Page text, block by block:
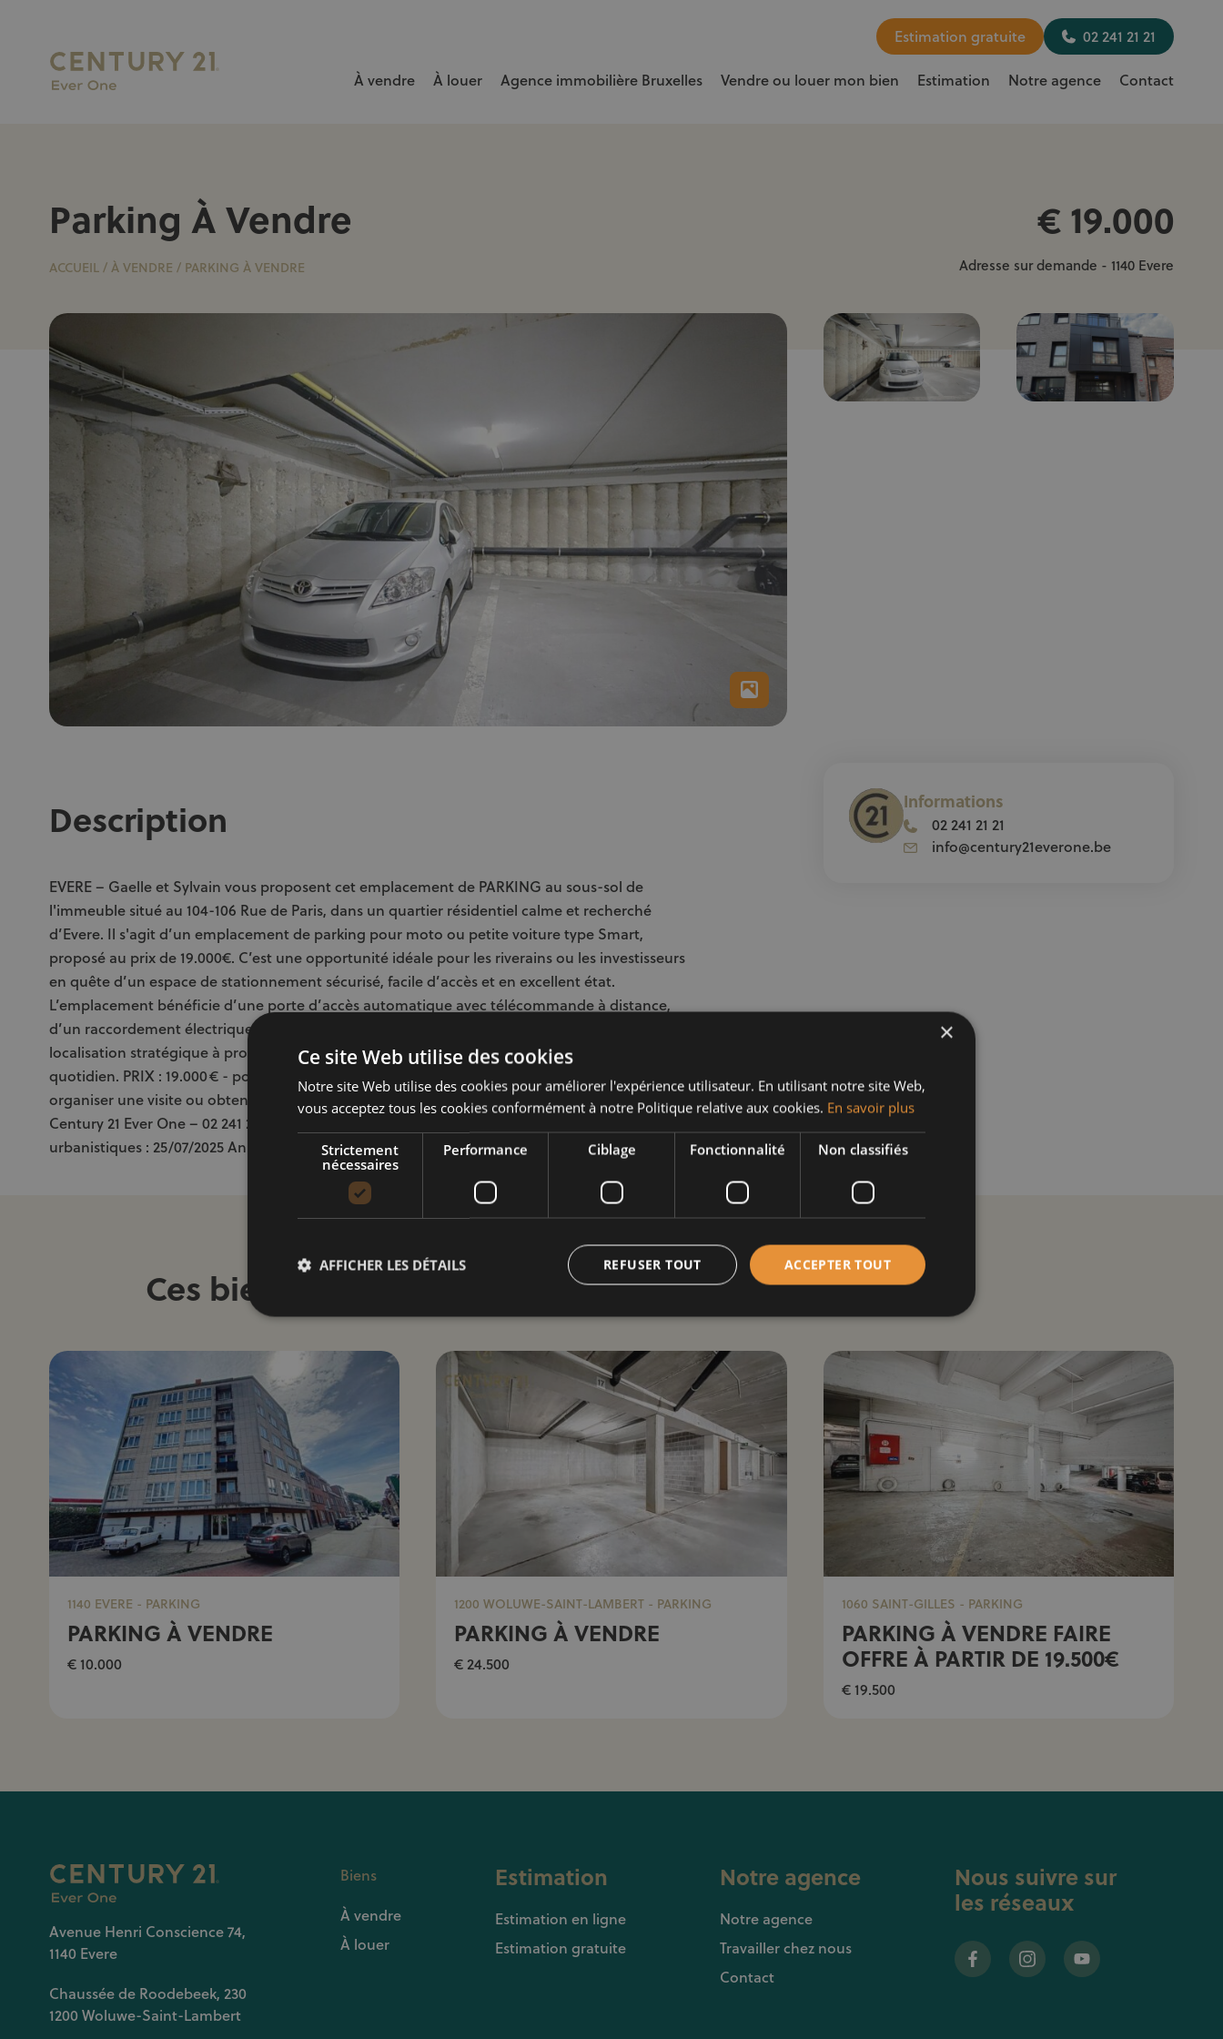
L’AGENCE N°1 À BRUXELLES pour vendre ou louer votre bien rapidement et au meilleur prix.
À vendre À louer Agence immobilière Bruxelles Vendre ou louer mon bien Estimation Notre agence Contact
Estimation gratuite 02 241 21 21
Parking À Vendre € 19.000
ACCUEIL/ À VENDRE / PARKING À VENDRE Adresse sur demande - 1140 Evere
Informations
02 241 21 21
info@century21everone.be
Description
EVERE – Gaelle et Sylvain vous proposent cet emplacement de PARKING au sous-sol de
l'immeuble situé au 104-106 Rue de Paris, dans un quartier résidentiel calme et recherché
d’Evere. Il s'agit d’un emplacement de parking pour moto ou petite voiture type Smart,
proposé au prix de 19.000€. C’est une opportunité idéale pour les riverains ou les investisseurs
en quête d’un espace de stationnement sécurisé, facile d’accès et en excellent état.
L’emplacement bénéficie d’une porte d’accès automatique avec télécommande à distance,
d’un raccordement électrique disponible pour installation d'une borne , ainsi que d’une
localisation stratégique à proximité des grands axes routiers, facilitant les déplacements au
quotidien. PRIX : 19.000 € - porte d'accès automatique - télécommande à distance Pour
organiser une visite ou obtenir plus d’informations, contactez votre agence n°1 de BELGIQUE :
Century 21 Ever One – 02 241 21 21 – info@century21everone.be Demande de renseignements
urbanistiques : 25/07/2025 Annonce à titre informatif et non contractuel.
Ces biens pourraient aussi vous intéresser
1140 EVERE - PARKING
PARKING À VENDRE
€ 10.000
1200 WOLUWE-SAINT-LAMBERT - PARKING
PARKING À VENDRE
€ 24.500
1060 SAINT-GILLES - PARKING
PARKING À VENDRE FAIRE
OFFRE À PARTIR DE 19.500€
€ 19.500
Avenue Henri Conscience 74,
1140 Evere
Chaussée de Roodebeek, 230
1200 Woluwe-Saint-Lambert
Biens
À vendre
À louer
Estimation
Estimation en ligne
Estimation gratuite
Notre agence
Notre agence
Travailler chez nous
Contact
Nous suivre sur
les réseaux
×
Ce site Web utilise des cookies
Notre site Web utilise des cookies pour améliorer l'expérience utilisateur. En utilisant notre site Web,
vous acceptez tous les cookies conformément à notre Politique relative aux cookies. En savoir plus
Strictement
nécessaires
Performance Ciblage Fonctionnalité Non classifiés
ACCEPTER TOUT
REFUSER TOUT
AFFICHER LES DÉTAILS